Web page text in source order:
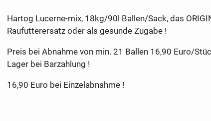
Hartog Lucerne-mix, 18kg/90l Ballen/Sack, das
Raufutterersatz oder als gesunde Zugabe !
Preis bei Abnahme von min. 21 Ballen 16,90 Euro/
Lager bei Barzahlung !
16,90 Euro bei Einzelabnahme !